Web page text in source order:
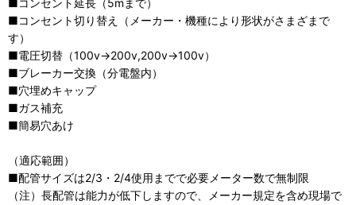
■コンセント延長（5mまで）
■コンセント切り替え（メーカー・機種により形状がさまざまで
す）
■電圧切替（100v→200v,200v→100v）
■ブレーカー交換（分電盤内）
■穴埋めキャップ
■ガス補充
■簡易穴あけ
（適応範囲）
■配管サイズは2/3・2/4使用までで必要メーター数で無制限
（注）長配管は能力が低下しますので、メーカー規定を含め現場で